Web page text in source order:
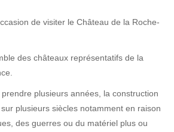
de visiter le Château de la Roche-
des châteaux représentatifs de la
plusieurs années, la construction
plusieurs siècles notamment en raison
des guerres ou du matériel plus ou